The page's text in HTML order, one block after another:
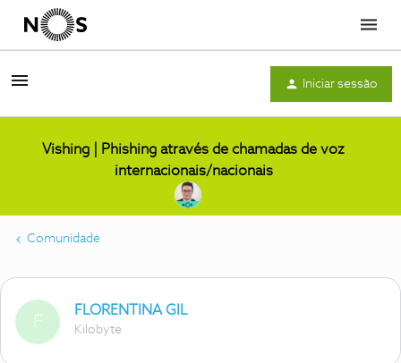
Menu
Iniciar sessão
Vishing | Phishing através de chamadas de voz
internacionais/nacionais
Comunidade
F
FLORENTINA GIL
Kilobyte